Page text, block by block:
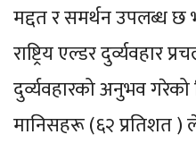
मद्दत र समर्थन उपलब्ध छ
राष्ट्रिय एल्डर
दुर्व्यवहारको अनुभव गरेको
मानिसहरू (६२ प्रतिशत )